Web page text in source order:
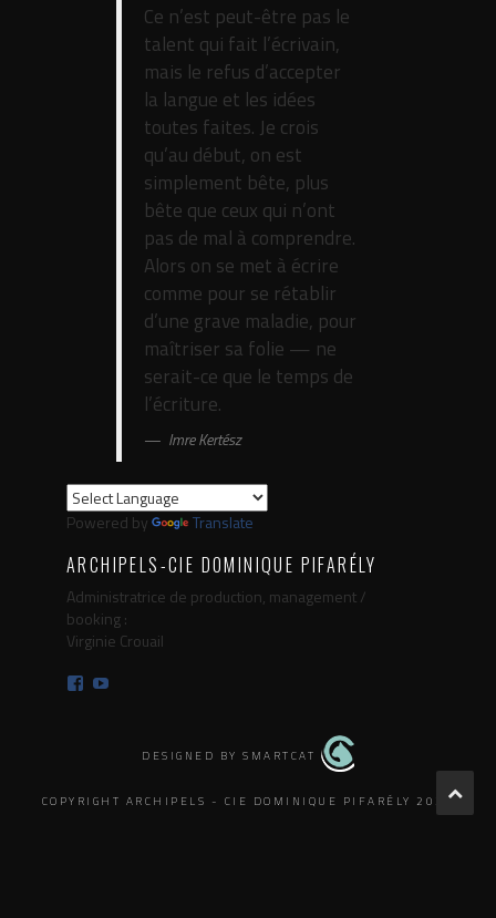
Ce n’est peut-être pas le
talent qui fait l’écrivain,
mais le refus d’accepter
la langue et les idées
toutes faites. Je crois
qu’au début, on est
simplement bête, plus
bête que ceux qui n’ont
pas de mal à comprendre.
Alors on se met à écrire
comme pour se rétablir
d’une grave maladie, pour
maîtriser sa folie — ne
serait-ce que le temps de
l’écriture.
Imre Kertész
Powered by Translate
ARCHIPELS-CIE DOMINIQUE PIFARÉLY
Administratrice de production, management /
booking :
Virginie Crouail
Facebook
DESIGNED BY SMARTCAT
COPYRIGHT ARCHIPELS - CIE DOMINIQUE PIFARÉLY 2025